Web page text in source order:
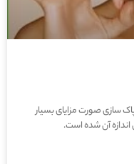
سازی صورت مزایای بسیار
آن شده است.